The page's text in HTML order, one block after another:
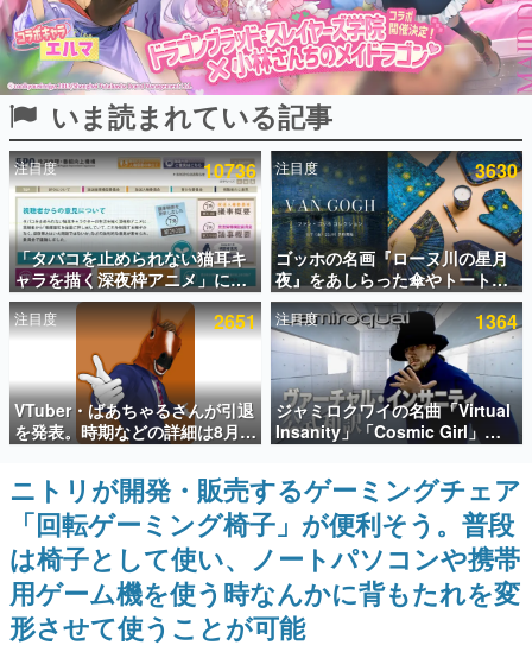
インタビュー
連載・特集一覧
殿堂入り記事
SNS拡散数が数千以上！ ページビュー数万以上！ などな
ど。多くの人々に読まれた、電ファミ渾身の“殿堂入り”記
事をまとめました。
ゲームの企画書
名作ゲームクリエイターの方々に製作時のエピソードをお
聞きし、ヒットする企画（ゲーム）とは何か？を探ってい
きます。
赫本
この物語を解いてはいけない。『赫本』は、〈試験問題〉
の形をした短編ホラー小説集です。
新世代に訊く
これからのデジタルゲーム市場を担う若きクリエイター達
の姿を追い、彼らのルーツと情熱を探っていきます。
ゲーム世代の作家たち
ゲームに多大な影響を受けた作家さんに取材し、ゲームが
日本のコンテンツ産業やカルチャーに与えた影響を探る企
画です。
日本モバイルゲーム産業史
日本のモバイルゲーム史における主要なトピック・タイト
ルを網羅するほか、開発者へのインタビューや識者による
解説を掲載。約20年の歴史が一望できる決定版！
いま読まれている記事
注目度 10736
「タバコを止められない猫耳キ
ャラを描く深夜枠アニメ」に視
聴者の一部から批判意見。違法
薬物の使用と思しき描写も含め
て、BPOが議論を交わす
注目度 3630
ゴッホの名画『ローヌ川の星月
夜』をあしらった傘やトートバ
ッグなどが登場。8月7日21時よ
り2日間限定で予約販売
注目度 2651
VTuber・ばあちゃるさんが引退
を発表。時期などの詳細は8月9
日15時からの配信で説明
注目度 1364
ジャミロクワイの名曲「Virtual
Insanity」「Cosmic Girl」
「Canned Heat」公式日本語字
幕付きMVがいきなり公開！
「SUMMER SONIC 2026」での
9年ぶりとなる日本公演を記念し
て
ニトリが開発・販売するゲーミングチェア
「回転ゲーミング椅子」が便利そう。普段
は椅子として使い、ノートパソコンや携帯
用ゲーム機を使う時なんかに背もたれを変
形させて使うことが可能